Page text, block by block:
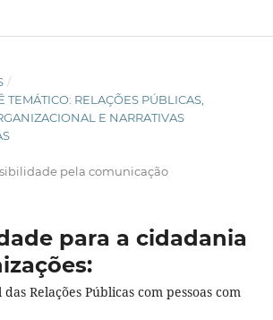
/
TEMÁTICO: RELAÇÕES PÚBLICAS,
E NARRATIVAS
pela comunicação
para a cidadania
Relações Públicas com pessoas com